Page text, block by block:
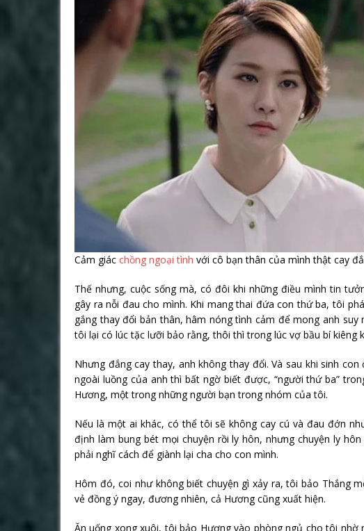
Cảm giác chồng ngoại tình với cô bạn thân của mình thật cay
Thế nhưng, cuộc sống mà, có đôi khi những điều mình tin
gây ra nỗi đau cho mình. Khi mang thai đứa con thứ ba, tôi
gắng thay đổi bản thân, hâm nóng tình cảm để mong anh
tôi lại có lúc tặc lưỡi bảo rằng, thôi thì trong lúc vợ bầu bí
Nhưng đắng cay thay, anh không thay đổi. Và sau khi sinh
ngoài luồng của anh thì bất ngờ biết được, “người thứ ba”
Hương, một trong những người bạn trong nhóm của tôi.
Nếu là một ai khác, có thể tôi sẽ không cay cú và đau đớn
định làm bung bét mọi chuyện rồi ly hôn, nhưng chuyện ly
phải nghĩ cách để giành lại cha cho con mình.
Hôm đó, coi như không biết chuyện gì xảy ra, tôi bảo Thắng
vẻ đồng ý ngay, đương nhiên, cả Hương cũng xuất hiện.
Ăn uống xong xuôi, tôi bảo Hương vào phòng ngủ cho tôi